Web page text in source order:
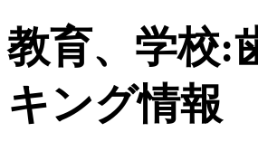
教育、学校:
キング情報